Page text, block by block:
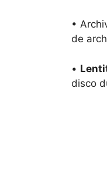
•
de
•
disco